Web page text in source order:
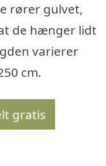
rører gulvet,
de hænger lidt
varierer
cm.
gratis